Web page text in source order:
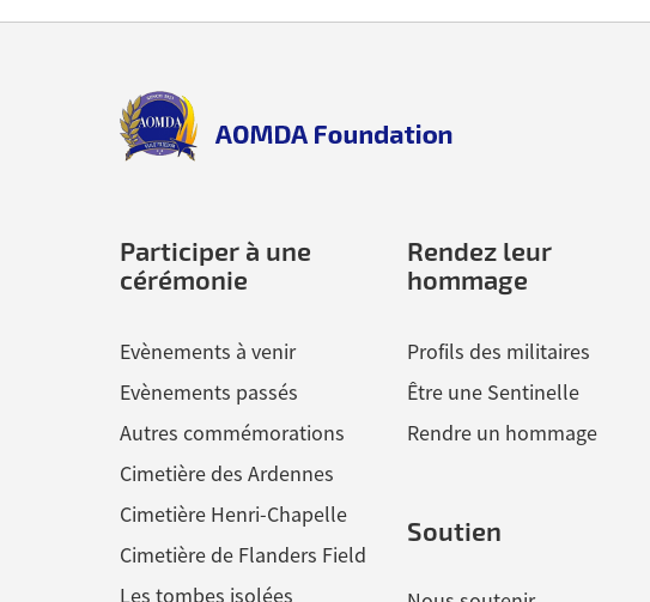
aomda_logo.png
Participer à une
cérémonie
Evènements à venir
Evènements passés
Autres commémorations
Cimetière des Ardennes
Cimetière Henri-Chapelle
Cimetière de Flanders Field
Les tombes isolées
Rendez leur
hommage
Profils des militaires
Être une Sentinelle
Rendre un hommage
Soutien